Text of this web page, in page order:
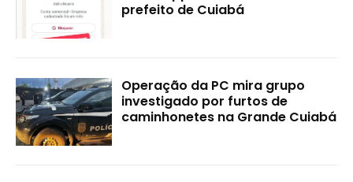
prefeito de Cuiabá
Operação da PC mira grupo
investigado por furtos de
caminhonetes na Grande Cuiabá